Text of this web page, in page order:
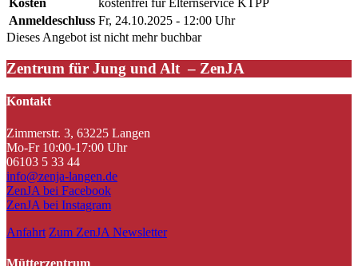
Kosten
kostenfrei für Elternservice KTPP
Anmeldeschluss Fr, 24.10.2025 - 12:00 Uhr
Dieses Angebot ist nicht mehr buchbar
Zentrum für Jung und Alt – ZenJA
Kontakt
Zimmerstr. 3, 63225 Langen
Mo-Fr 10:00-17:00 Uhr
06103 5 33 44
info@zenja-langen.de
ZenJA bei Facebook
ZenJA bei Instagram
Anfahrt Zum ZenJA Newsletter
Mütterzentrum